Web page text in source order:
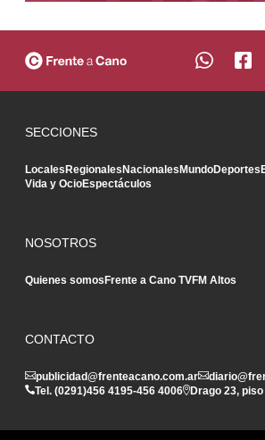
SECCIONES
LocalesRegionalesNacionalesMundoDeportes
Vida y OcioEspectáculos
NOSOTROS
Quienes somosFrente a Cano TVFM Altos
CONTACTO
publicidad@frenteacano.com.ar
Tel. (0291)456 4195-456 4006 Drago 23,